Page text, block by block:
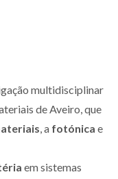
multidisciplinar
de Aveiro, que
, a fotónica e
em sistemas